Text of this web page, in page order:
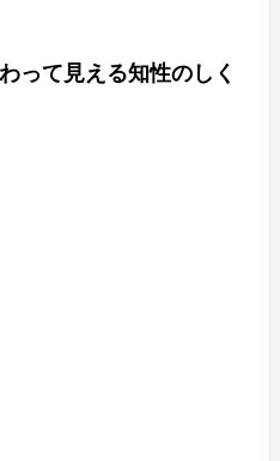
って見える知性のしく